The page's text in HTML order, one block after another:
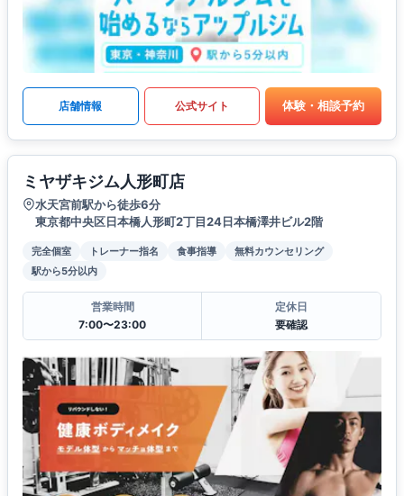
店舗情報 公式サイト 体験・相談予約
ミヤザキジム人形町店
水天宮前駅から徒歩6分
東京都中央区日本橋人形町2丁目24日本橋澤井ビル2階
完全個室 トレーナー指名 食事指導
無料カウンセリング
駅から5分以内
営業時間
7:00〜23:00
定休日
要確認